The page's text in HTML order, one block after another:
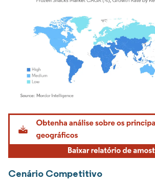
Imagem © Mordor Intelligence. O reuso requer
Cenário Competitivo